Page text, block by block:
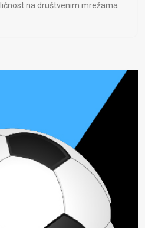
na društvenim mrežama